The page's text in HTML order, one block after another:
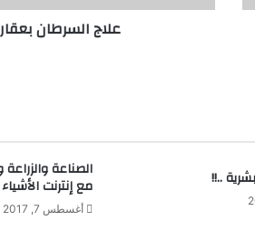
ط
ر
د
علاج السرطان
..!! الصناعة
مع إنترنت الأشياء IoT
أغسطس 7, 2017